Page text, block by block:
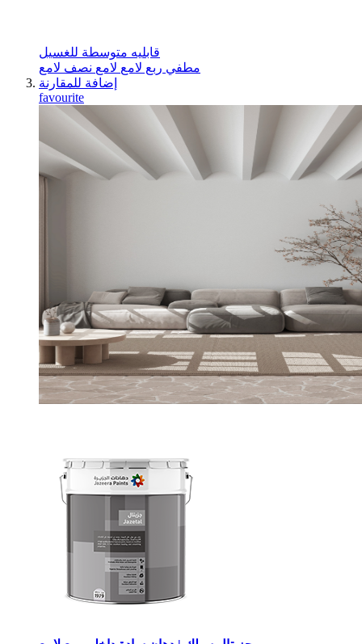
قابليه متوسطة للغسيل
مطفي ربع لامع لامع نصف لامع
إضافة للمقارنة
favourite